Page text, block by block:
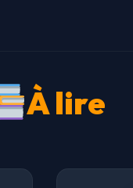
À lire